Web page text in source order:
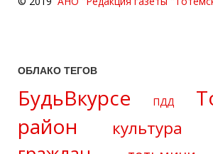
ОБЛАКО ТЕГОВ
БудьВкурсе ПДД
район
культура